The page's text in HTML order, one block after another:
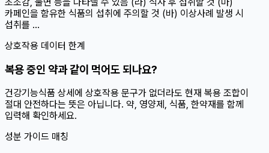
카페인을 함유한 식품의 섭취에 주의할 것 (바) 이상사례 발생 시
섭취를 ...
상호작용 데이터 한계
복용 중인 약과 같이 먹어도 되나요?
건강기능식품 상세에 상호작용 문구가 없더라도 현재 복용 조합이
절대 안전하다는 뜻은 아닙니다. 약, 영양제, 식품, 한약재를 함께
입력해 확인하세요.
성분 가이드 매칭